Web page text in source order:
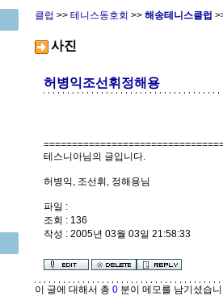
클럽 >> 테니스동호회 >> 해송테니스클럽
사진
허병익조선휘정해용
테스니아님의 글입니다.
허병익, 조선휘, 정해용님
파일 :
조회 : 136
작성 : 2005년 03월 03일 21:58:33
이 글에 대해서 총 0 분이 메모를 남기셨습